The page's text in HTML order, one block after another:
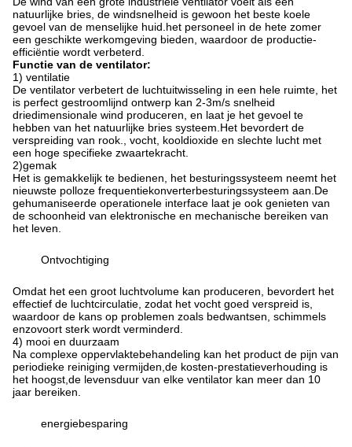
natuurlijke bries, de windsnelheid is gewoon het beste koele
gevoel van de menselijke huid.het personeel in de hete zomer
een geschikte werkomgeving bieden, waardoor de productie-
efficiëntie wordt verbeterd.
Functie van de ventilator:
1) ventilatie
De ventilator verbetert de luchtuitwisseling in een hele ruimte, het
is perfect gestroomlijnd ontwerp kan 2-3m/s snelheid
driedimensionale wind produceren, en laat je het gevoel te
hebben van het natuurlijke bries systeem.Het bevordert de
verspreiding van rook., vocht, kooldioxide en slechte lucht met
een hoge specifieke zwaartekracht.
2)gemak
Het is gemakkelijk te bedienen, het besturingssysteem neemt het
nieuwste polloze frequentiekonverterbesturingssysteem aan.De
gehumaniseerde operationele interface laat je ook genieten van
de schoonheid van elektronische en mechanische bereiken van
het leven.
Ontvochtiging
Omdat het een groot luchtvolume kan produceren, bevordert het
effectief de luchtcirculatie, zodat het vocht goed verspreid is,
waardoor de kans op problemen zoals bedwantsen, schimmels
enzovoort sterk wordt verminderd.
4) mooi en duurzaam
Na complexe oppervlaktebehandeling kan het product de pijn van
periodieke reiniging vermijden,de kosten-prestatieverhouding is
het hoogst,de levensduur van elke ventilator kan meer dan 10
jaar bereiken.
energiebesparing